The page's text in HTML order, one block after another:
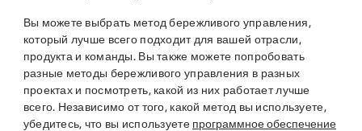
Вы можете выбрать метод бережливого управления,
который лучше всего подходит для вашей отрасли,
продукта и команды. Вы также можете попробовать
разные методы бережливого управления в разных
проектах и посмотреть, какой из них работает лучше
всего. Независимо от того, какой метод вы используете,
убедитесь, что вы используете программное обеспечение